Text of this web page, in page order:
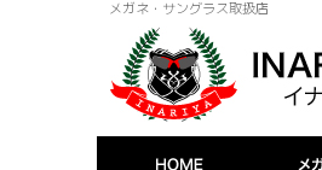
メガネ・サングラス取扱店